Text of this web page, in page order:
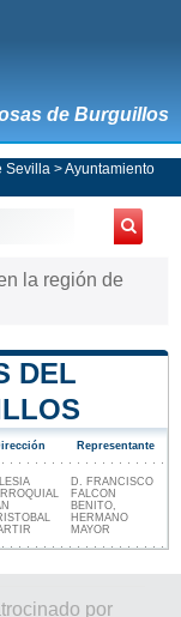
de Burguillos
Sevilla >Ayuntamiento
la región de
DEL
Representante
D. FRANCISCO
FALCON
BENITO,
HERMANO
MAYOR
por